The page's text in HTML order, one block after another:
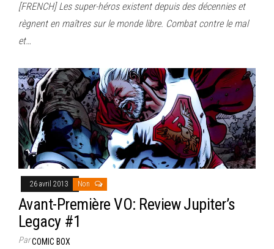
[FRENCH] Les super-héros existent depuis des décennies et
règnent en maîtres sur le monde libre. Combat contre le mal
et…
26 avril 2013 Non
Avant-Première VO: Review Jupiter’s
Legacy #1
ParCOMIC BOX